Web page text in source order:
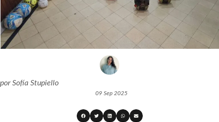
porSofía Stupiello
09 Sep 2025